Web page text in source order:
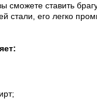
сможете ставить
стали, его легко